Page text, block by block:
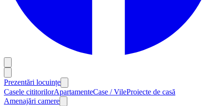
Prezentări locuințe
Casele cititorilorApartamenteCase / VileProiecte de casă
Amenajări camere